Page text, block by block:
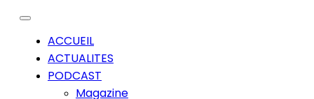
ACCUEIL
ACTUALITES
PODCAST
Magazine